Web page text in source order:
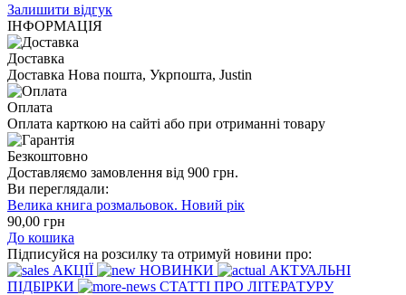
Залишити відгук
ІНФОРМАЦІЯ
Доставка
Доставка Нова пошта, Укрпошта, Justin
Оплата
Оплата карткою на сайті або при отриманні товару
Безкоштовно
Доставляємо замовлення від 900 грн.
Ви переглядали:
Велика книга розмальовок. Новий рік
90,00 грн
До кошика
Підписуйся на розсилку та отримуй новини про:
АКЦІЇ
НОВИНКИ
АКТУАЛЬНІ
ПІДБІРКИ
СТАТТІ ПРО ЛІТЕРАТУРУ